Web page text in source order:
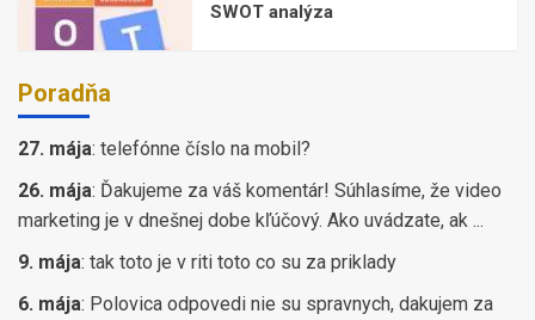
SWOT analýza
Poradňa
27. mája: telefónne číslo na mobil?
26. mája: Ďakujeme za váš komentár! Súhlasíme, že video
marketing je v dnešnej dobe kľúčový. Ako uvádzate, ak ...
9. mája: tak toto je v riti toto co su za priklady
6. mája: Polovica odpovedi nie su spravnych, dakujem za